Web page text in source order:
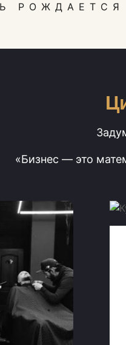
«Бизнес — это